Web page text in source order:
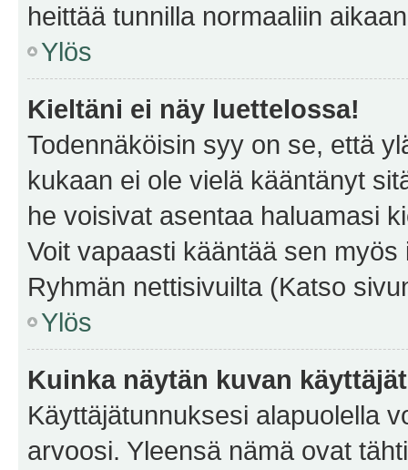
heittää tunnilla normaaliin
Ylös
Kieltäni ei näy luettelossa!
Todennäköisin syy on se, että
kukaan ei ole vielä kääntänyt
he voisivat asentaa haluamasi
Voit vapaasti kääntää sen
Ryhmän nettisivuilta (Katso
Ylös
Kuinka näytän kuvan
Käyttäjätunnuksesi alapuolella
arvoosi. Yleensä nämä ovat